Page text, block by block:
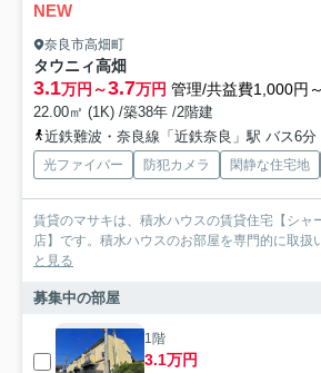
NEW
奈良市高畑町
タウニィ高畑
3.1万円～3.7万円 管理/共益費1,000円
22.00㎡ (1K) /築38年 /2階建
近鉄難波・奈良線「近鉄奈良」駅 バス6分 奈良
光ファイバー 防犯カメラ 閑静な住宅地
賃貸のマサキは、積水ハウスの賃貸住宅【シャ
店】です。積水ハウスのお部屋を専門的に取扱
と見る
募集中の部屋
1階
3.1万円